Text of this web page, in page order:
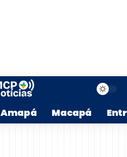
Amapá Macapá